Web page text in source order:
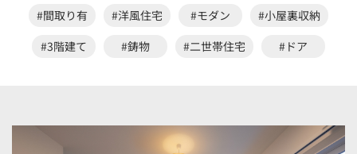
#間取り有
#洋風住宅 #モダン
#小屋裏収納
#3階建て
#鋳物 #二世帯住宅 #ドア